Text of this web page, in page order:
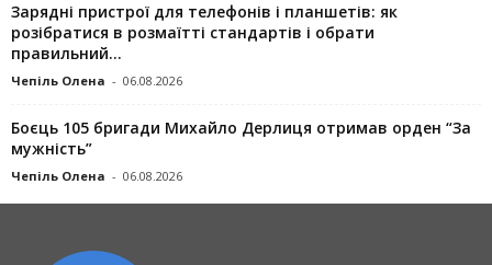
Зарядні пристрої для телефонів і планшетів: як
розібратися в розмаїтті стандартів і обрати
правильний...
Чепіль Олена - 06.08.2026
Боєць 105 бригади Михайло Дерлиця отримав орден “За
мужність”
Чепіль Олена - 06.08.2026